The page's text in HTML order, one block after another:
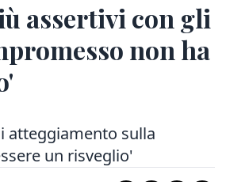
assertivi con gli
non ha
atteggiamento sulla
un risveglio'